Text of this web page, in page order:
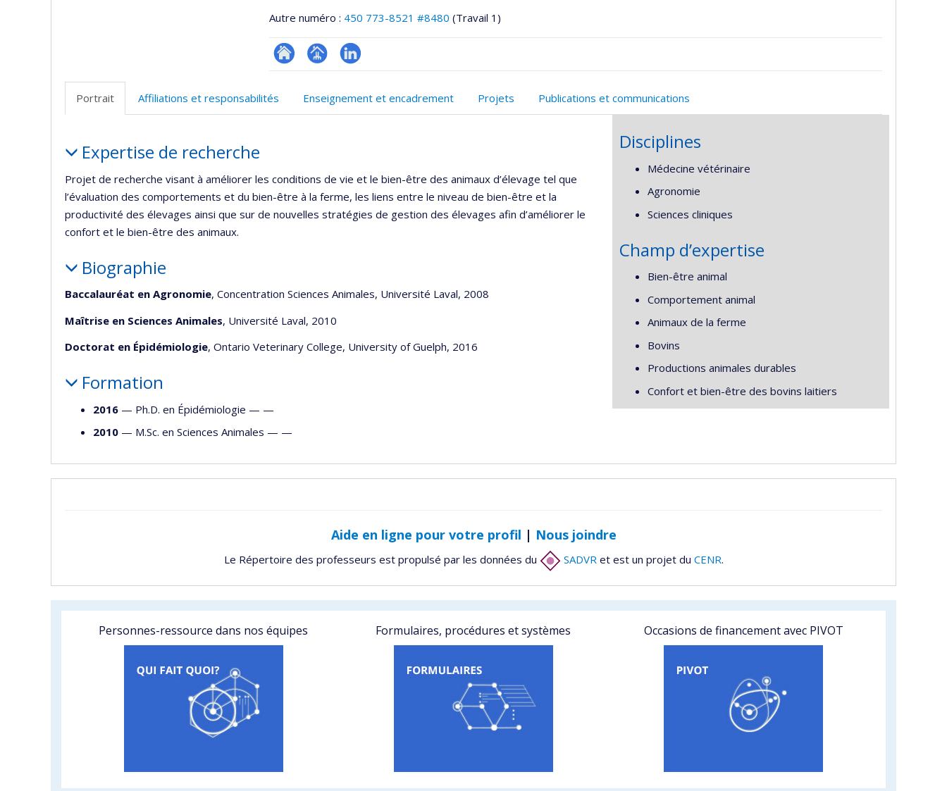
Autre numéro : 450 773-8521 #8480 (Travail 1)
ResearchGate
Page
(faculté,département,école)
LinkedIn
Portrait
Affiliations et responsabilités Enseignement et encadrement Projets Publications et communications
Expertise de recherche
Projet de recherche visant à améliorer les conditions de vie et le bien-être des animaux d’élevage tel que
l’évaluation des comportements et du bien-être à la ferme, les liens entre le niveau de bien-être et la
productivité des élevages ainsi que sur de nouvelles stratégies de gestion des élevages afin d’améliorer le
confort et le bien-être des animaux.
Biographie
Baccalauréat en Agronomie, Concentration Sciences Animales, Université Laval, 2008
Maîtrise en Sciences Animales, Université Laval, 2010
Doctorat en Épidémiologie, Ontario Veterinary College, University of Guelph, 2016
Formation
2016 — Ph.D. en Épidémiologie — —
2010 — M.Sc. en Sciences Animales — —
Disciplines
Médecine vétérinaire
Agronomie
Sciences cliniques
Champ d’expertise
Bien-être animal
Comportement animal
Animaux de la ferme
Bovins
Productions animales durables
Confort et bien-être des bovins laitiers
Aide en ligne pour votre profil | Nous joindre
Le Répertoire des professeurs est propulsé par les données du SADVRet est un projet du CENR.
Personnes-ressource dans nos équipes Formulaires, procédures et systèmes Occasions de financement avec PIVOT